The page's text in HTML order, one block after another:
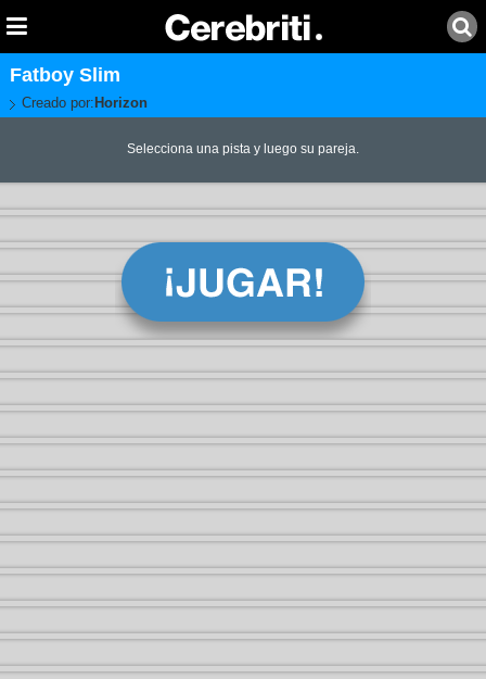
Fatboy Slim
Creado por: Horizon
Selecciona una pista y luego su pareja.